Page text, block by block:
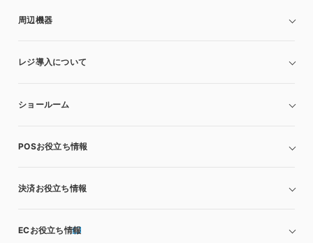
周辺機器
レジ導入について
ショールーム
POSお役立ち情報
決済お役立ち情報
ECお役立ち情報